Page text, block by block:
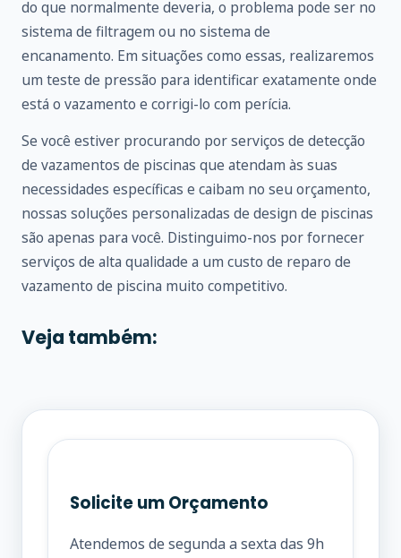
do que normalmente deveria, o problema pode ser no
sistema de filtragem ou no sistema de
encanamento. Em situações como essas, realizaremos
um teste de pressão para identificar exatamente onde
está o vazamento e corrigi-lo com perícia.
Se você estiver procurando por serviços de detecção
de vazamentos de piscinas que atendam às suas
necessidades específicas e caibam no seu orçamento,
nossas soluções personalizadas de design de piscinas
são apenas para você. Distinguimo-nos por fornecer
serviços de alta qualidade a um custo de reparo de
vazamento de piscina muito competitivo.
Veja também:
Solicite um Orçamento
Atendemos de segunda a sexta das 9h